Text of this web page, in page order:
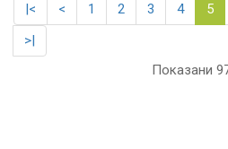
|< < 1 2 3 4 5
>|
Показани